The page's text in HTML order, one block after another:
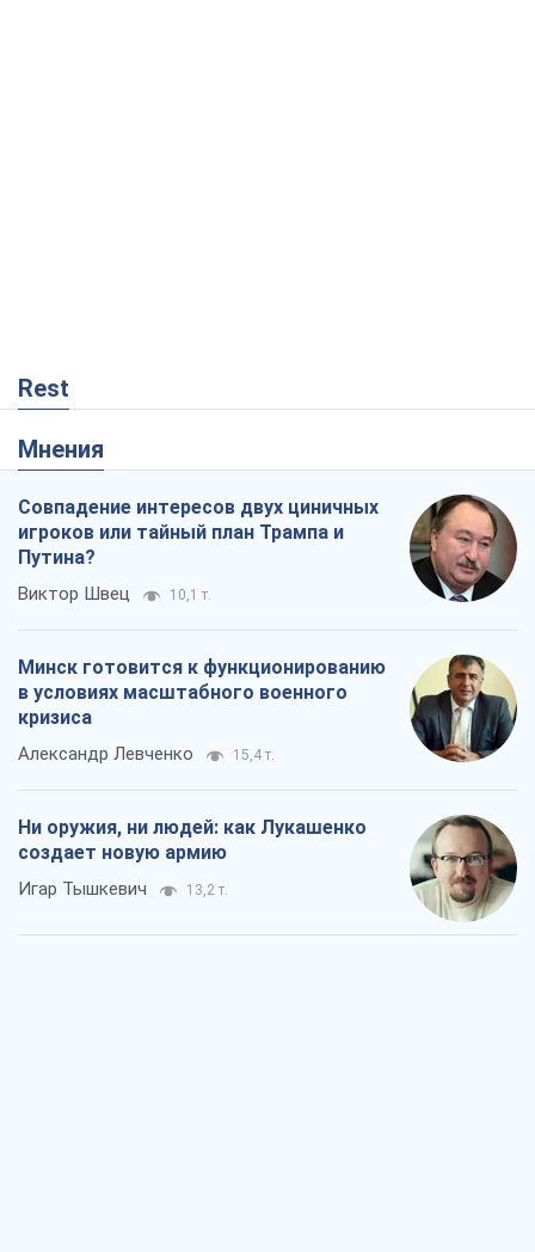
Rest
Мнения
Совпадение интересов двух циничных
игроков или тайный план Трампа и
Путина?
Виктор Швец 10,1 т.
Минск готовится к функционированию
в условиях масштабного военного
кризиса
Александр Левченко 15,4 т.
Ни оружия, ни людей: как Лукашенко
создает новую армию
Игар Тышкевич 13,2 т.